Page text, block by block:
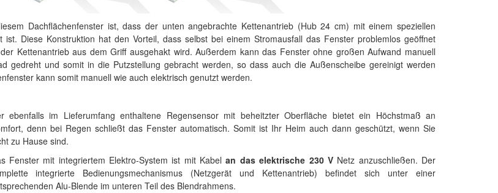
Dachflächenfenster ist, dass der unten angebrachte Kettenantrieb (Hub 24 cm) mit einem speziellen
ist. Diese Konstruktion hat den Vorteil, dass selbst bei einem Stromausfall das Fenster problemlos geöffnet
Kettenantrieb aus dem Griff ausgehakt wird. Außerdem kann das Fenster ohne großen Aufwand manuell
gedreht und somit in die Putzstellung gebracht werden, so dass auch die Außenscheibe gereinigt werden
kann somit manuell wie auch elektrisch genutzt werden.
ebenfalls im Lieferumfang enthaltene Regensensor mit beheitzter Oberfläche bietet ein Höchstmaß an
denn bei Regen schließt das Fenster automatisch. Somit ist Ihr Heim auch dann geschützt, wenn Sie
zu Hause sind.
Fenster mit integriertem Elektro-System ist mit Kabelan das elektrische 230 VNetz anzuschließen. Der
integrierte Bedienungsmechanismus (Netzgerät und Kettenantrieb) befindet sich unter einer
Alu-Blende im unteren Teil des Blendrahmens.